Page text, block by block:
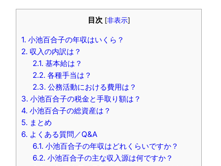
目次 [非表示]
1. 小池百合子の年収はいくら？
2. 収入の内訳は？
2.1. 基本給は？
2.2. 各種手当は？
2.3. 公務活動における費用は？
3. 小池百合子の税金と手取り額は？
4. 小池百合子の総資産は？
5. まとめ
6. よくある質問／Q&A
6.1. 小池百合子の年収はどれくらいですか？
6.2. 小池百合子の主な収入源は何ですか？